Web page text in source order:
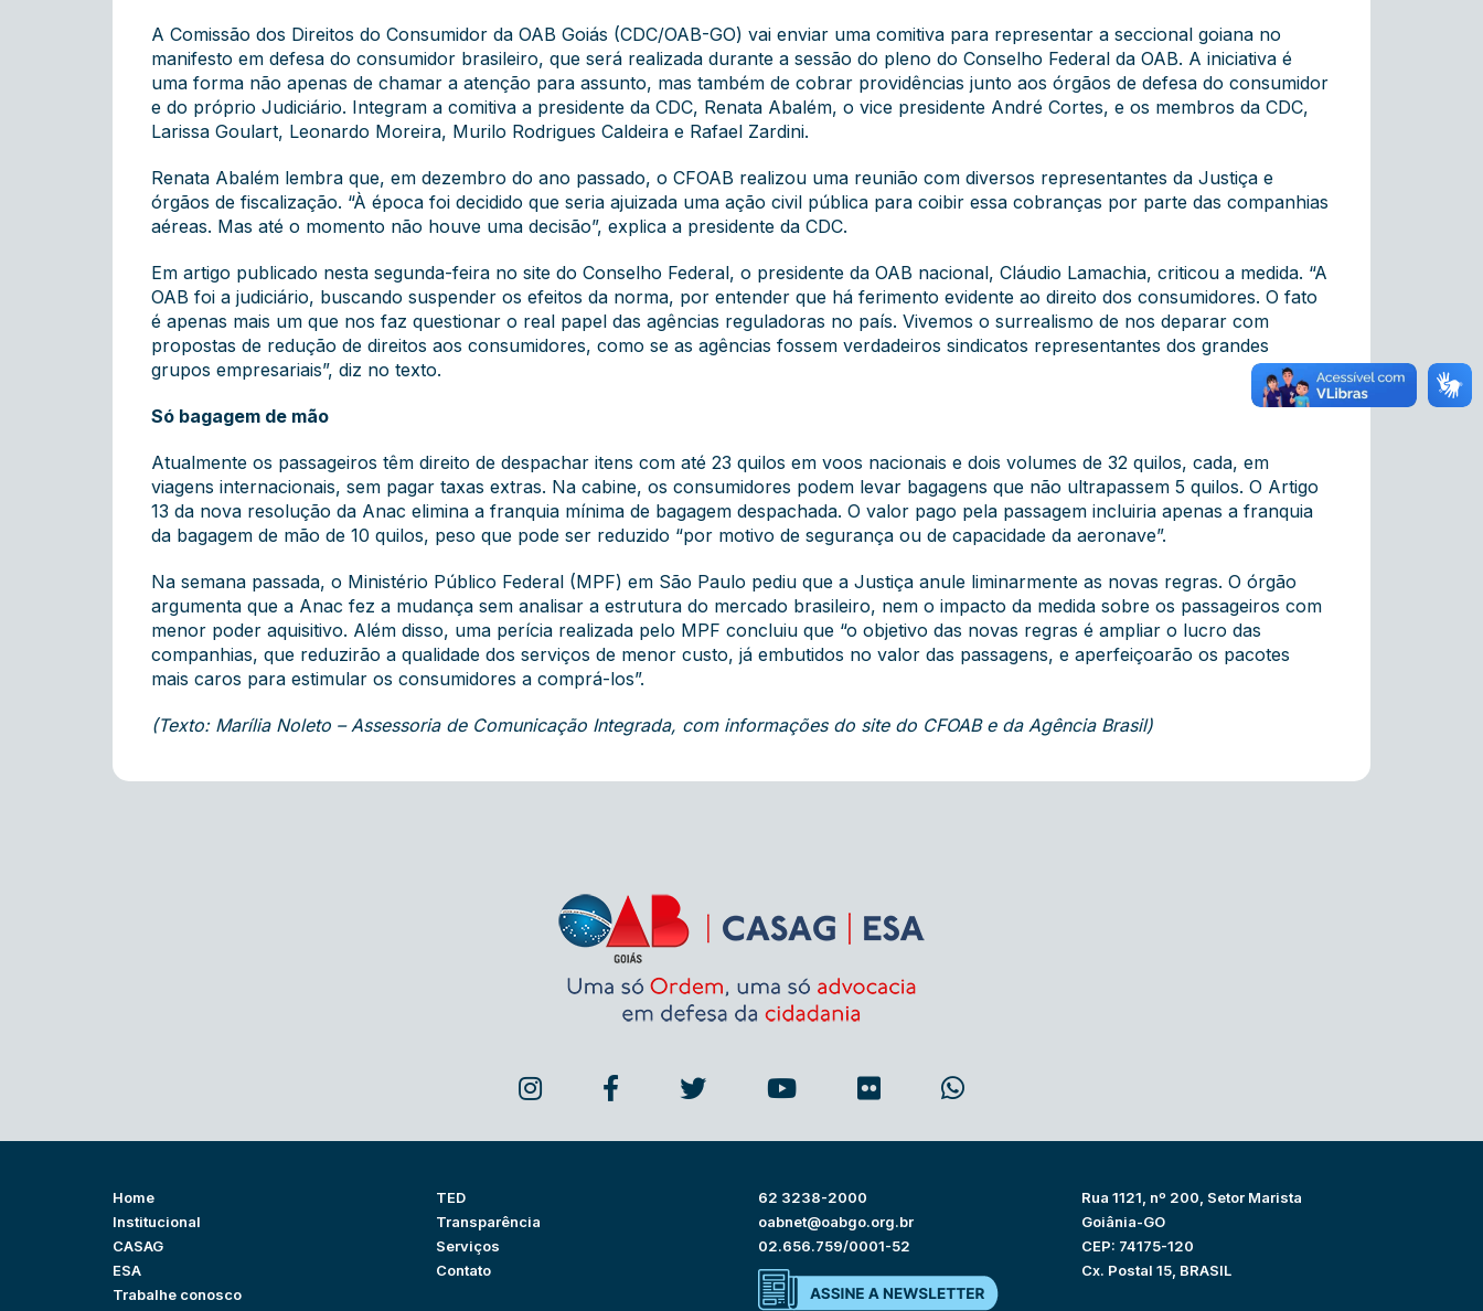
A Comissão dos Direitos do Consumidor da OAB Goiás (CDC/OAB-GO) vai enviar uma comitiva para representar a seccional goiana no
manifesto em defesa do consumidor brasileiro, que será realizada durante a sessão do pleno do Conselho Federal da OAB. A iniciativa é
uma forma não apenas de chamar a atenção para assunto, mas também de cobrar providências junto aos órgãos de defesa do consumidor
e do próprio Judiciário. Integram a comitiva a presidente da CDC, Renata Abalém, o vice presidente André Cortes, e os membros da CDC,
Larissa Goulart, Leonardo Moreira, Murilo Rodrigues Caldeira e Rafael Zardini.
Renata Abalém lembra que, em dezembro do ano passado, o CFOAB realizou uma reunião com diversos representantes da Justiça e
órgãos de fiscalização. “À época foi decidido que seria ajuizada uma ação civil pública para coibir essa cobranças por parte das companhias
aéreas. Mas até o momento não houve uma decisão”, explica a presidente da CDC.
Em artigo publicado nesta segunda-feira no site do Conselho Federal, o presidente da OAB nacional, Cláudio Lamachia, criticou a medida. “A
OAB foi a judiciário, buscando suspender os efeitos da norma, por entender que há ferimento evidente ao direito dos consumidores. O fato
é apenas mais um que nos faz questionar o real papel das agências reguladoras no país. Vivemos o surrealismo de nos deparar com
propostas de redução de direitos aos consumidores, como se as agências fossem verdadeiros sindicatos representantes dos grandes
grupos empresariais”, diz no texto.
Só bagagem de mão
Atualmente os passageiros têm direito de despachar itens com até 23 quilos em voos nacionais e dois volumes de 32 quilos, cada, em
viagens internacionais, sem pagar taxas extras. Na cabine, os consumidores podem levar bagagens que não ultrapassem 5 quilos. O Artigo
13 da nova resolução da Anac elimina a franquia mínima de bagagem despachada. O valor pago pela passagem incluiria apenas a franquia
da bagagem de mão de 10 quilos, peso que pode ser reduzido “por motivo de segurança ou de capacidade da aeronave”.
Na semana passada, o Ministério Público Federal (MPF) em São Paulo pediu que a Justiça anule liminarmente as novas regras. O órgão
argumenta que a Anac fez a mudança sem analisar a estrutura do mercado brasileiro, nem o impacto da medida sobre os passageiros com
menor poder aquisitivo. Além disso, uma perícia realizada pelo MPF concluiu que “o objetivo das novas regras é ampliar o lucro das
companhias, que reduzirão a qualidade dos serviços de menor custo, já embutidos no valor das passagens, e aperfeiçoarão os pacotes
mais caros para estimular os consumidores a comprá-los”.
(Texto: Marília Noleto – Assessoria de Comunicação Integrada, com informações do site do CFOABe da Agência Brasil)
Home
Institucional
CASAG
ESA
Trabalhe conosco
TED
Transparência
Serviços
Contato
62 3238-2000
oabnet@oabgo.org.br
02.656.759/0001-52
Rua 1121, nº 200, Setor Marista
Goiânia-GO
CEP: 74175-120
Cx. Postal 15, BRASIL